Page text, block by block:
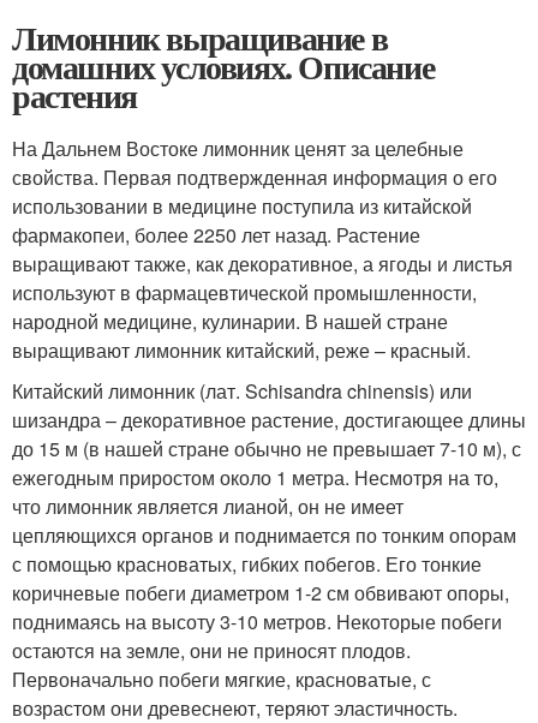
Лимонник выращивание в
домашних условиях. Описание
растения
На Дальнем Востоке лимонник ценят за целебные
свойства. Первая подтвержденная информация о его
использовании в медицине поступила из китайской
фармакопеи, более 2250 лет назад. Растение
выращивают также, как декоративное, а ягоды и листья
используют в фармацевтической промышленности,
народной медицине, кулинарии. В нашей стране
выращивают лимонник китайский, реже – красный.
Китайский лимонник (лат. Schisandra chinensis) или
шизандра – декоративное растение, достигающее длины
до 15 м (в нашей стране обычно не превышает 7-10 м), с
ежегодным приростом около 1 метра. Несмотря на то,
что лимонник является лианой, он не имеет
цепляющихся органов и поднимается по тонким опорам
с помощью красноватых, гибких побегов. Его тонкие
коричневые побеги диаметром 1-2 см обвивают опоры,
поднимаясь на высоту 3-10 метров. Некоторые побеги
остаются на земле, они не приносят плодов.
Первоначально побеги мягкие, красноватые, с
возрастом они древеснеют, теряют эластичность.